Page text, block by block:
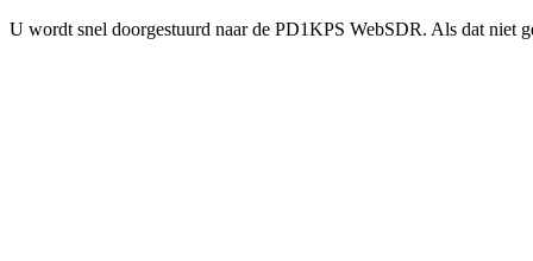
U wordt snel doorgestuurd naar de PD1KPS WebSDR. Als dat niet